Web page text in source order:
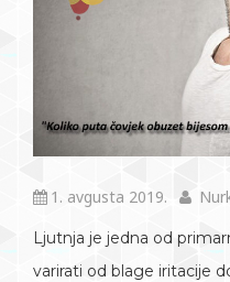
1. avgusta 2019.
Ljutnja je jedna od
varirati od blage iritacije